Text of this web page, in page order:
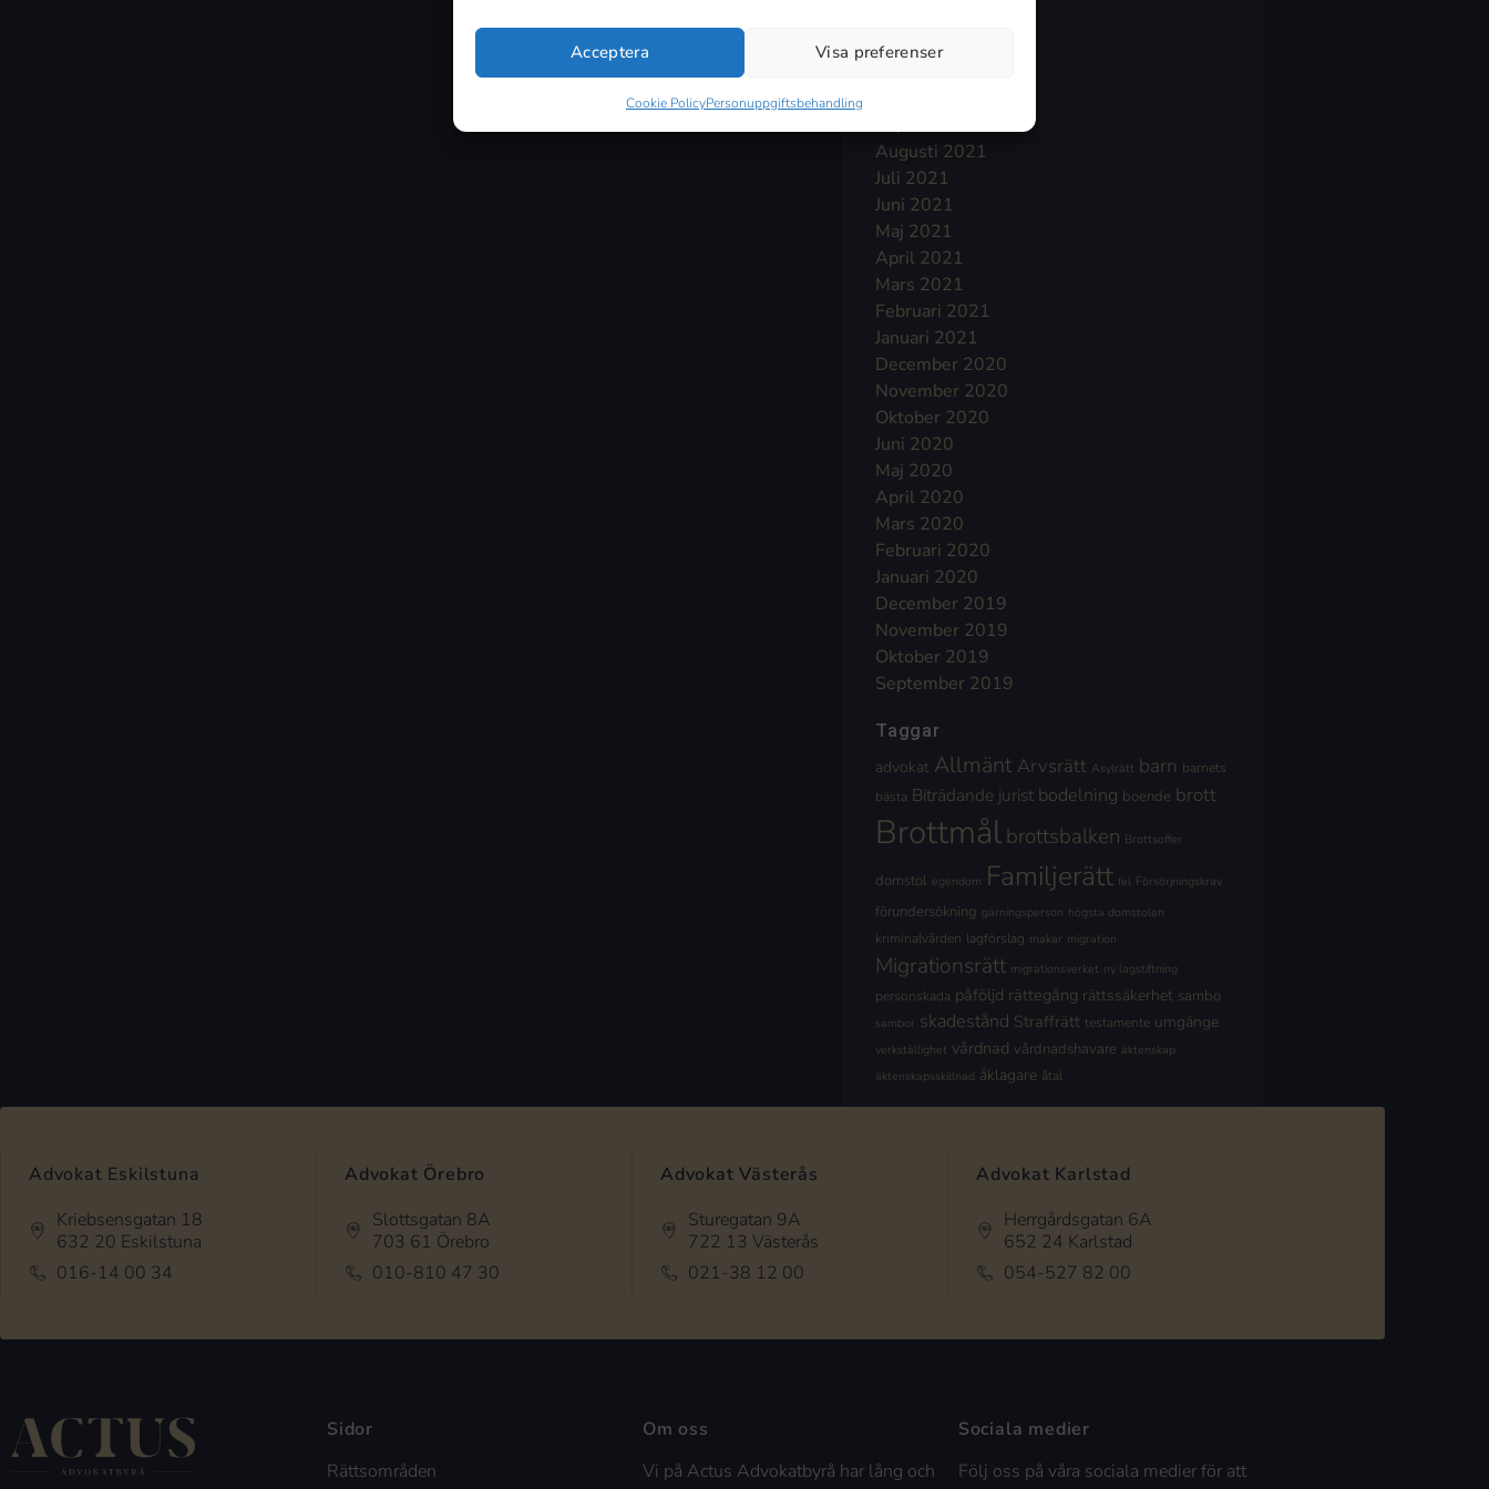
Acceptera Visa preferenser
Cookie PolicyPersonuppgiftsbehandling
December 2021
Augusti 2021
Juli 2021
Juni 2021
Maj 2021
April 2021
Mars 2021
Februari 2021
Januari 2021
December 2020
November 2020
Oktober 2020
Juni 2020
Maj 2020
April 2020
Mars 2020
Februari 2020
Januari 2020
December 2019
November 2019
Oktober 2019
September 2019
Taggar
advokat Allmänt Arvsrätt Asylrätt barn barnets
bästa Biträdande jurist bodelning boende brott
Brottmålbrottsbalken Brottsoffer
domstol egendom Familjerätt fel Försörjningskrav
förundersökning gärningsperson högsta domstolen
kriminalvården lagförslag makar migration
Migrationsrätt migrationsverket ny lagstiftning
personskada påföljd rättegång rättssäkerhet sambo
sambor skadestånd Straffrätt testamente umgänge
verkställighet vårdnad vårdnadshavare äktenskap
äktenskapsskillnad åklagare åtal
Advokat Eskilstuna
Kriebsensgatan 18
632 20 Eskilstuna
016-14 00 34
Advokat Örebro
Slottsgatan 8A
703 61 Örebro
010-810 47 30
Advokat Västerås
Sturegatan 9A
722 13 Västerås
021-38 12 00
Advokat Karlstad
Herrgårdsgatan 6A
652 24 Karlstad
054-527 82 00
Sidor
Rättsområden
Om oss
Vi på Actus Advokatbyrå har lång och
Sociala medier
Följ oss på våra sociala medier för att